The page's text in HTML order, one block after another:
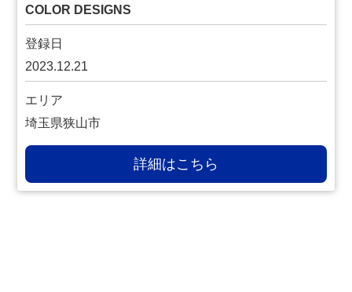
COLOR DESIGNS
登録日
2023.12.21
エリア
埼玉県狭山市
詳細はこちら